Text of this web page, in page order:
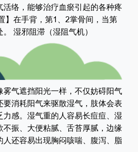
活络，能够治疗血瘀引起的各种疼
】在手背，第1、2掌骨间，当第
湿邪阻滞（湿阻气机）
雾气遮挡阳光一样，不仅妨碍阳气
要消耗阳气来驱散湿气，肢体会表
力感。湿气重的人容易长痘痘、湿
不振、大便粘腻、舌苔厚腻，边缘
人还容易出现胸闷咳喘、腹泻、脂